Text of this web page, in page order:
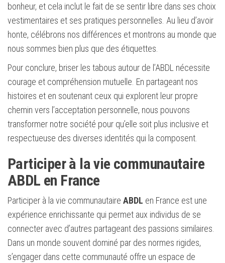
bonheur, et cela inclut le fait de se sentir libre dans ses choix
vestimentaires et ses pratiques personnelles. Au lieu d’avoir
honte, célébrons nos différences et montrons au monde que
nous sommes bien plus que des étiquettes.
Pour conclure, briser les tabous autour de l’ABDL nécessite
courage et compréhension mutuelle. En partageant nos
histoires et en soutenant ceux qui explorent leur propre
chemin vers l’acceptation personnelle, nous pouvons
transformer notre société pour qu’elle soit plus inclusive et
respectueuse des diverses identités qui la composent.
Participer à la vie communautaire
ABDL en France
Participer à la vie communautaire ABDL en France est une
expérience enrichissante qui permet aux individus de se
connecter avec d’autres partageant des passions similaires.
Dans un monde souvent dominé par des normes rigides,
s’engager dans cette communauté offre un espace de